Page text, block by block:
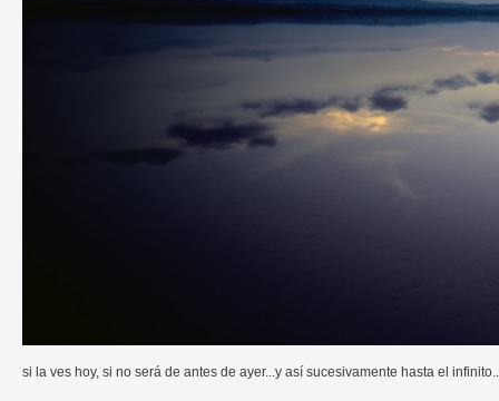
si la ves hoy, si no será de antes de ayer...y así sucesivamente hasta el